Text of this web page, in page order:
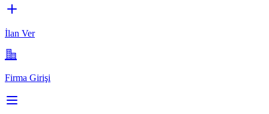
İlan Ver
Firma Girişi